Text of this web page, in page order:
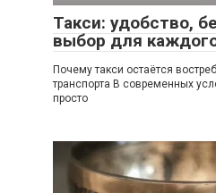
Такси: удобство,
выбор для
Почему такси остаётся
транспорта В современных
просто